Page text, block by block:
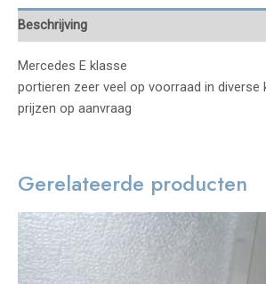
Beschrijving
Mercedes E klasse
portieren zeer veel op voorraad in diverse
prijzen op aanvraag
Gerelateerde producten